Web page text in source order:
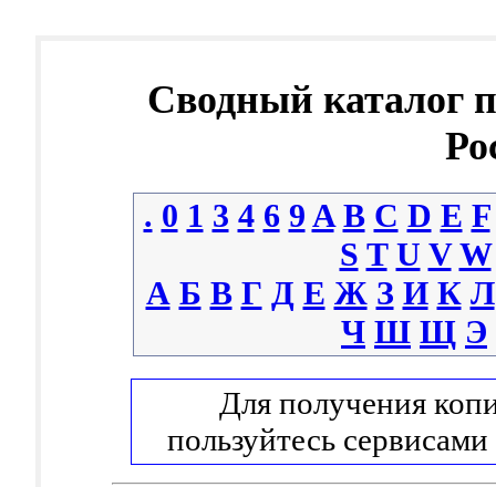
Сводный каталог
. 0 1 3 4 6 9 A B C D E F
S T U V W
А Б В Г Д Е Ж З И К Л
Ч Ш Щ Э
Для получения
пользуйтесь сервисами